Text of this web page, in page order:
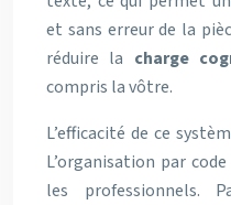
et sans erreur de la
réduire la charge
compris la vôtre.
L’efficacité de ce
L’organisation par
les professionnels.